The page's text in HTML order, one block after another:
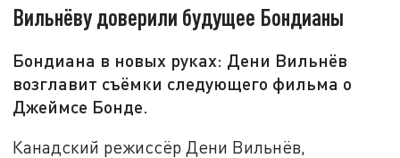
Вильнёву доверили будущее Бондианы
Бондиана в новых руках: Дени Вильнёв
возглавит съёмки следующего фильма о
Джеймсе Бонде.
Канадский режиссёр Дени Вильнёв,